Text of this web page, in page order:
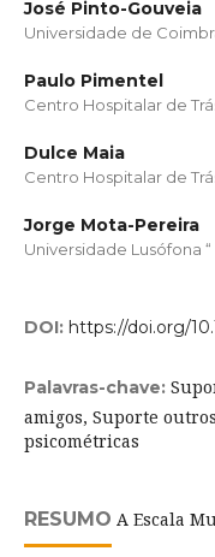
José Pinto-Gouveia
Universidade de
Paulo Pimentel
Centro Hospitalar de
Dulce Maia
Centro Hospitalar de
Jorge Mota-Pereira
Universidade Lusófona
DOI: https://doi.org/
Palavras-chave:
amigos, Suporte
psicométricas
RESUMO A Escala